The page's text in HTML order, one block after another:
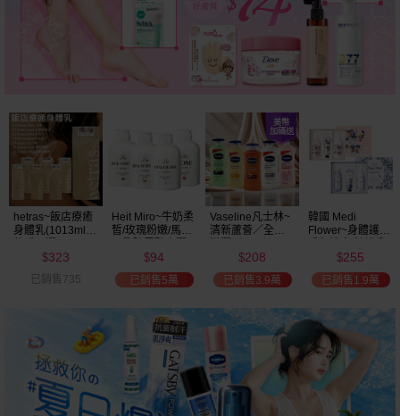
Vaseline凡士林~
清新蘆薈／全效
／密集保濕／淨
(725ml) 款式可選
$208
已銷售3.9萬
韓國 Medi
Flower~身體護理
300ml+乳液
300ml+護手霜
80g) 款式可選
$255
已銷售1.9萬
BALO~山羊奶全
身活膚保濕／玻
液(550ml) 款式可
選
$89
已銷售2萬
NIVEA妮維雅~亮
白極致嫩膚乳液
$299
已銷售1.5萬